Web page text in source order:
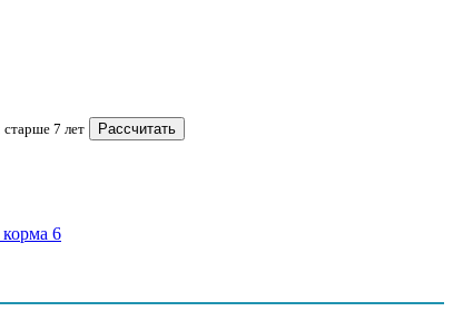
7 лет Рассчитать
белка, пшеничная мука, минеральные